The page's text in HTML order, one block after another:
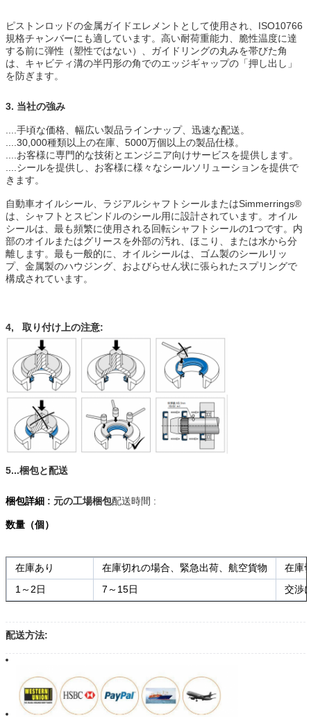
ピストンロッドの金属ガイドエレメントとして使用され、ISO10766
規格チャンバーにも適しています。高い耐荷重能力、脆性温度に達
する前に弾性（塑性ではない）、ガイドリングの丸みを帯びた角
は、キャビティ溝の半円形の角でのエッジギャップの「押し出し」
を防ぎます。
3. 当社の強み
....手頃な価格、幅広い製品ラインナップ、迅速な配送。
....30,000種類以上の在庫、5000万個以上の製品仕様。
....お客様に専門的な技術とエンジニア向けサービスを提供します。
....シールを提供し、お客様に様々なシールソリューションを提供で
きます。
自動車オイルシール、ラジアルシャフトシールまたはSimmerrings®
は、シャフトとスピンドルのシール用に設計されています。オイル
シールは、最も頻繁に使用される回転シャフトシールの1つです。内
部のオイルまたはグリースを外部の汚れ、ほこり、または水から分
離します。最も一般的に、オイルシールは、ゴム製のシールリッ
プ、金属製のハウジング、およびらせん状に張られたスプリングで
構成されています。
4, 取り付け上の注意:
5...梱包と配送
梱包詳細 : 元の工場梱包配送時間 :
数量（個）
在庫あり 在庫切れの場合、緊急出荷、航空貨物
在庫
1～2日
7～15日 交渉
配送方法: